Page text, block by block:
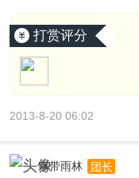
打赏评分
2013-8-20 06:02
寒带雨林 团长